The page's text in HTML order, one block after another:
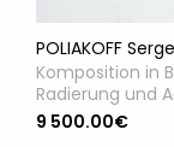
POLIAKOFF Serge
Komposition in
Radierung und
9 500.00€